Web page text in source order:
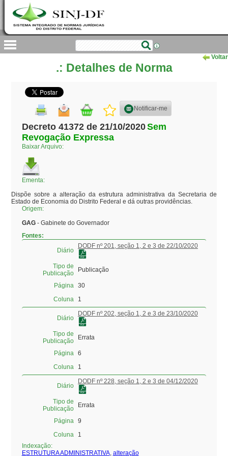
Voltar
.: Detalhes de Norma
Notificar-me
Decreto 41372 de 21/10/2020Sem
Revogação Expressa
Baixar Arquivo:
Ementa:
Dispõe sobre a alteração da estrutura administrativa da Secretaria de
Estado de Economia do Distrito Federal e dá outras providências.
Origem:
GAG- Gabinete do Governador
Fontes:
Diário
DODF nº 201, seção 1, 2 e 3 de 22/10/2020
Tipo de
Publicação
Publicação
Página
30
Coluna
1
Diário
DODF nº 202, seção 1, 2 e 3 de 23/10/2020
Tipo de
Publicação
Errata
Página
6
Coluna
1
Diário
DODF nº 228, seção 1, 2 e 3 de 04/12/2020
Tipo de
Publicação
Errata
Página
9
Coluna
1
Indexação:
ESTRUTURA ADMINISTRATIVA, alteração